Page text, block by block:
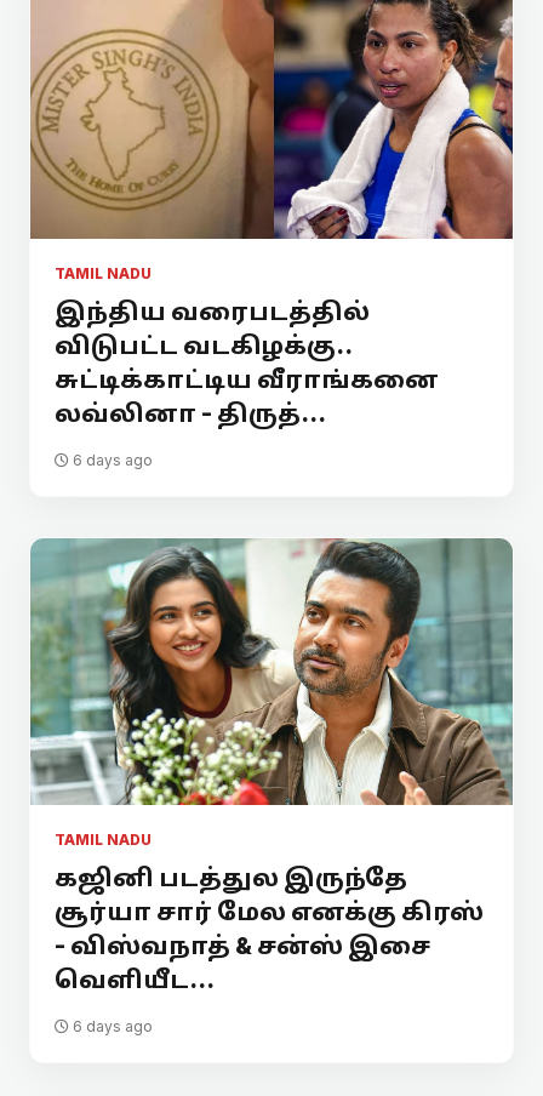
TAMIL NADU
இந்திய வரைபடத்தில்
விடுபட்ட வடகிழக்கு..
சுட்டிக்காட்டிய வீராங்கனை
லவ்லினா - திருத்...
6 days ago
TAMIL NADU
கஜினி படத்துல இருந்தே
சூர்யா சார் மேல எனக்கு கிரஸ்
- விஸ்வநாத் & சன்ஸ் இசை
வெளியீட...
6 days ago